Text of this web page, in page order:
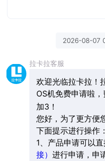
2026-08-07
拉卡拉客服
欢迎光临拉卡拉！
OS机免费申请啦
加3！
您好，为了更方便
下面提示进行操作：
1、产品申请可以
接） 进行申请，申